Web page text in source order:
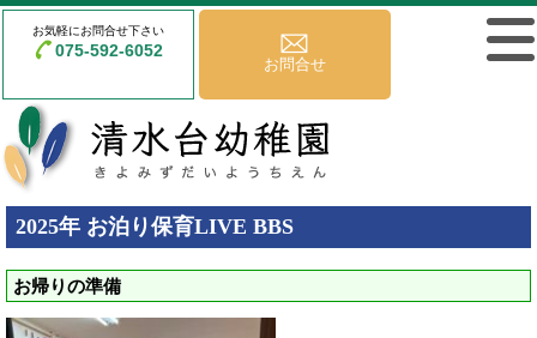
お気軽にお問合せ下さい
075-592-6052
お問合せ
2025年 お泊り保育LIVE BBS
お帰りの準備